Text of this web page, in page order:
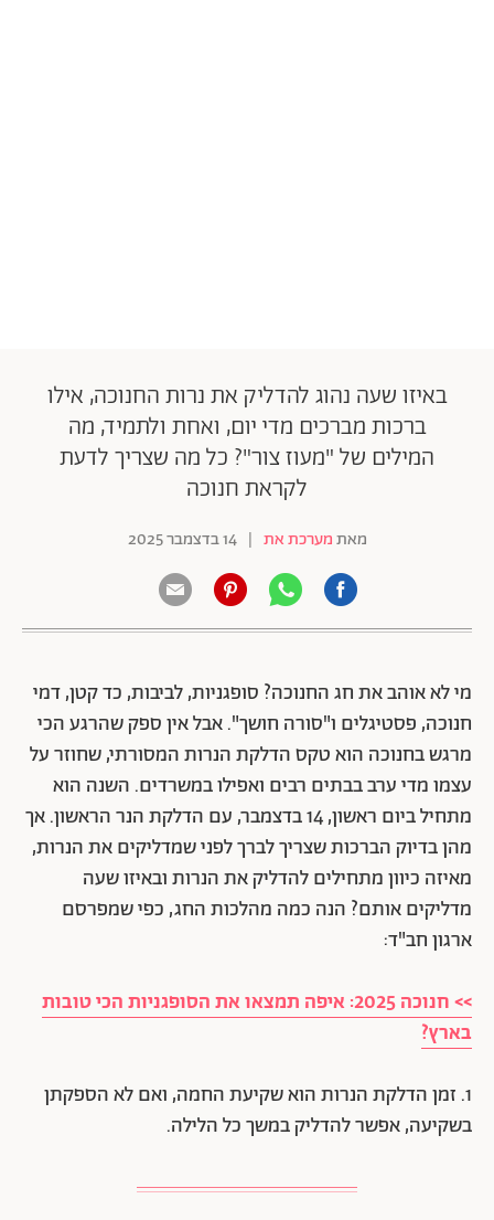
באיזו שעה נהוג להדליק את נרות החנוכה, אילו
ברכות מברכים מדי יום, ואחת ולתמיד, מה
המילים של "מעוז צור"? כל מה שצריך לדעת
לקראת חנוכה
מאתמערכת את | 14 בדצמבר 2025
מי לא אוהב את חג החנוכה? סופגניות, לביבות, כד קטן, דמי
חנוכה, פסטיגלים ו"סורה חושך". אבל אין ספק שהרגע הכי
מרגש בחנוכה הוא טקס הדלקת הנרות המסורתי, שחוזר על
עצמו מדי ערב בבתים רבים ואפילו במשרדים. השנה הוא
מתחיל ביום ראשון, 14 בדצמבר, עם הדלקת הנר הראשון. אך
מהן בדיוק הברכות שצריך לברך לפני שמדליקים את הנרות,
מאיזה כיוון מתחילים להדליק את הנרות ובאיזו שעה
מדליקים אותם? הנה כמה מהלכות החג, כפי שמפרסם
ארגון חב"ד:
>> חנוכה 2025: איפה תמצאו את הסופגניות הכי טובות
בארץ?
1. זמן הדלקת הנרות הוא שקיעת החמה, ואם לא הספקתן
בשקיעה, אפשר להדליק במשך כל הלילה.